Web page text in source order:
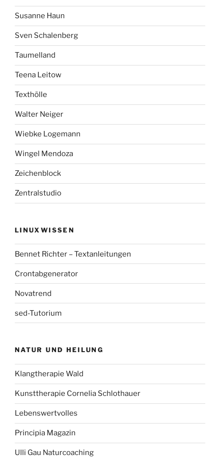
Susanne Haun
Sven Schalenberg
Taumelland
Teena Leitow
Texthölle
Walter Neiger
Wiebke Logemann
Wingel Mendoza
Zeichenblock
Zentralstudio
LINUXWISSEN
Bennet Richter – Textanleitungen
Crontabgenerator
Novatrend
sed-Tutorium
NATUR UND HEILUNG
Klangtherapie Wald
Kunsttherapie Cornelia Schlothauer
Lebenswertvolles
Principia Magazin
Ulli Gau Naturcoaching